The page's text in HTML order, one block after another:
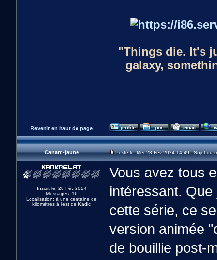
"Things die. It's
galaxy,
Revenir en haut de page
Canard-jaune Posté le: Mer 28 Fév 2024 14:49 Sujet du
Inscrit le: 28 Fév 2024
Messages: 16
Localisation: à une centaine de
kilomètres à l'est de Kadic
Vous avez tous
intéressant.
cette série, ce
version animée
de bouillie post-